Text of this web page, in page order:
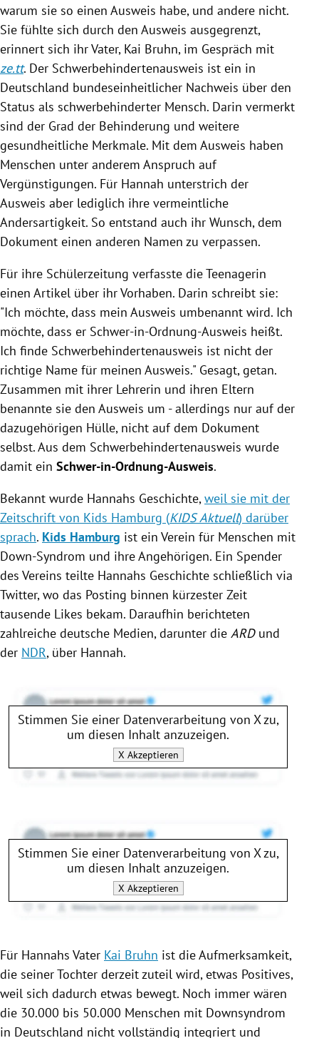
warum sie so einen Ausweis habe, und andere nicht.
Sie fühlte sich durch den Ausweis ausgegrenzt,
erinnert sich ihr Vater, Kai Bruhn, im Gespräch mit
ze.tt. Der Schwerbehindertenausweis ist ein in
Deutschland bundeseinheitlicher Nachweis über den
Status als schwerbehinderter Mensch. Darin vermerkt
sind der Grad der Behinderung und weitere
gesundheitliche Merkmale. Mit dem Ausweis haben
Menschen unter anderem Anspruch auf
Vergünstigungen. Für Hannah unterstrich der
Ausweis aber lediglich ihre vermeintliche
Andersartigkeit. So entstand auch ihr Wunsch, dem
Dokument einen anderen Namen zu verpassen.
Für ihre Schülerzeitung verfasste die Teenagerin
einen Artikel über ihr Vorhaben. Darin schreibt sie:
"Ich möchte, dass mein Ausweis umbenannt wird. Ich
möchte, dass er Schwer-in-Ordnung-Ausweis heißt.
Ich finde Schwerbehindertenausweis ist nicht der
richtige Name für meinen Ausweis." Gesagt, getan.
Zusammen mit ihrer Lehrerin und ihren Eltern
benannte sie den Ausweis um - allerdings nur auf der
dazugehörigen Hülle, nicht auf dem Dokument
selbst. Aus dem Schwerbehindertenausweis wurde
damit ein Schwer-in-Ordnung-Ausweis.
Bekannt wurde Hannahs Geschichte,weil sie mit der
Zeitschrift von Kids Hamburg (KIDS Aktuell) darüber
sprach. Kids Hamburg ist ein Verein für Menschen mit
Down-Syndrom und ihre Angehörigen. Ein Spender
des Vereins teilte Hannahs Geschichte schließlich via
Twitter, wo das Posting binnen kürzester Zeit
tausende Likes bekam. Daraufhin berichteten
zahlreiche deutsche Medien, darunter die ARD und
der NDR, über Hannah.
Stimmen Sie einer Datenverarbeitung von Xzu,
um diesen Inhalt anzuzeigen.
X Akzeptieren
Stimmen Sie einer Datenverarbeitung von Xzu,
um diesen Inhalt anzuzeigen.
X Akzeptieren
Für Hannahs Vater Kai Bruhn ist die Aufmerksamkeit,
die seiner Tochter derzeit zuteil wird, etwas Positives,
weil sich dadurch etwas bewegt. Noch immer wären
die 30.000 bis 50.000 Menschen mit Downsyndrom
in Deutschland nicht vollständig integriert und